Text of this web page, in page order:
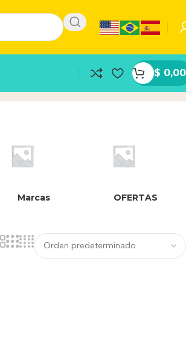
$ 0,00
Marcas OFERTAS